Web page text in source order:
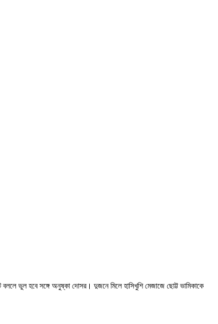
ভুল হবে সঙ্গে অনুষ্কা দোসর। দুজনে মিলে হাসিখুশি মেজাজে ছোট্ট ভামিকাকে